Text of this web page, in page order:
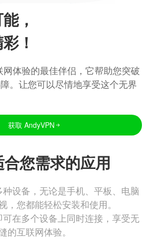
，
！
体验的最佳伴侣，它帮助您突破
。让您可以尽情地享受这个无界
获取 AndyVPN
您需求的应用
设备，无论是手机、平板、电脑
，您都能轻松安装和使用。
在多个设备上同时连接，享受无
的互联网体验。